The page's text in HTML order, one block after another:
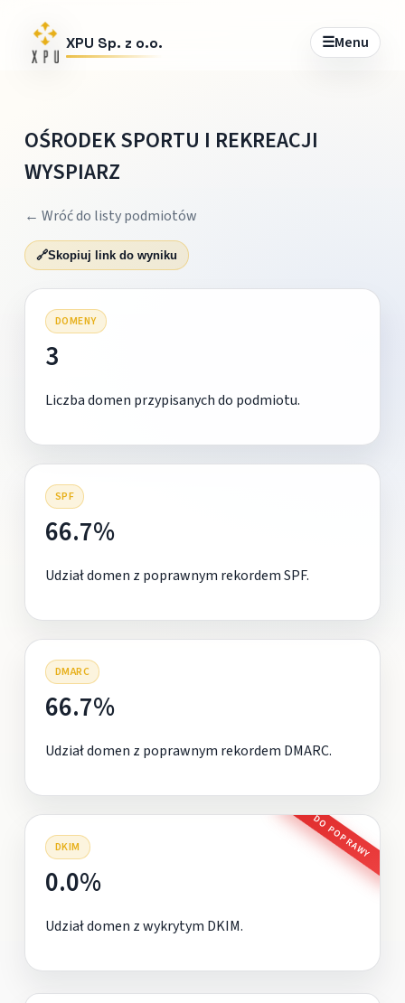
XPU Sp. z o.o. ☰Menu
OŚRODEK SPORTU I REKREACJI
WYSPIARZ
← Wróć do listy podmiotów
🔗Skopiuj link do wyniku
DOMENY
3
Liczba domen przypisanych do podmiotu.
SPF
66.7%
Udział domen z poprawnym rekordem SPF.
DMARC
66.7%
Udział domen z poprawnym rekordem DMARC.
DKIM DO POPRAWY
0.0%
Udział domen z wykrytym DKIM.